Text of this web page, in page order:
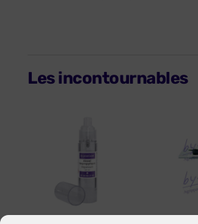
Les incontournables